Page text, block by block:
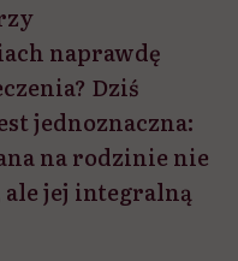
naprawdę
Dziś
jednoznaczna:
na rodzinie nie
jej integralną